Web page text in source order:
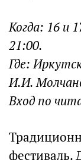
Когда: 16 и
21:00.
Где:
И.И.
Вход по
фестиваль.